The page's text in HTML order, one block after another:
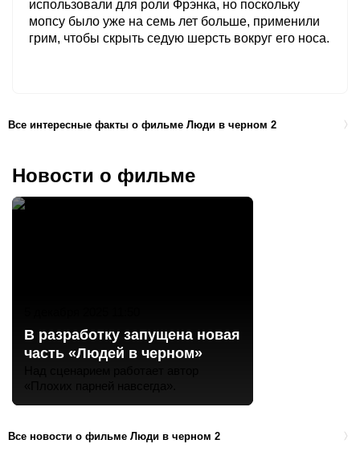
использовали для роли Фрэнка, но поскольку
мопсу было уже на семь лет больше, применили
грим, чтобы скрыть седую шерсть вокруг его носа.
Все интересные факты о фильме Люди в черном 2
Новости о фильме
В разработку запущена новая
часть «Людей в черном»
Все новости о фильме Люди в черном 2